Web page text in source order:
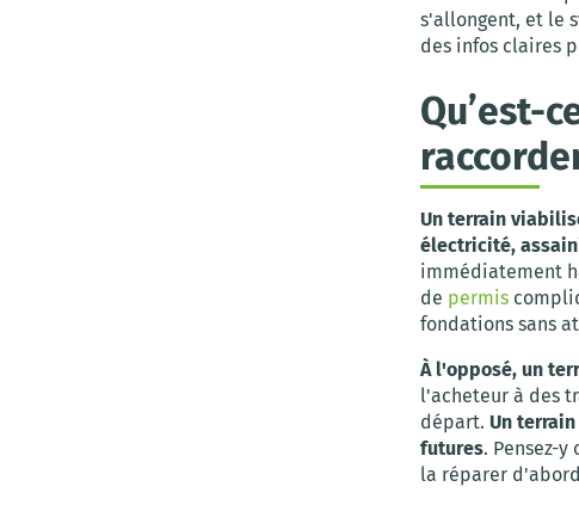
s'allongent, et le
des infos claires
Qu’est-
Un terrain
électricité,
immédiatement
de permis
fondations sans
À l'opposé, un
l'acheteur à des
départ. Un
futures. Pensez-
la réparer